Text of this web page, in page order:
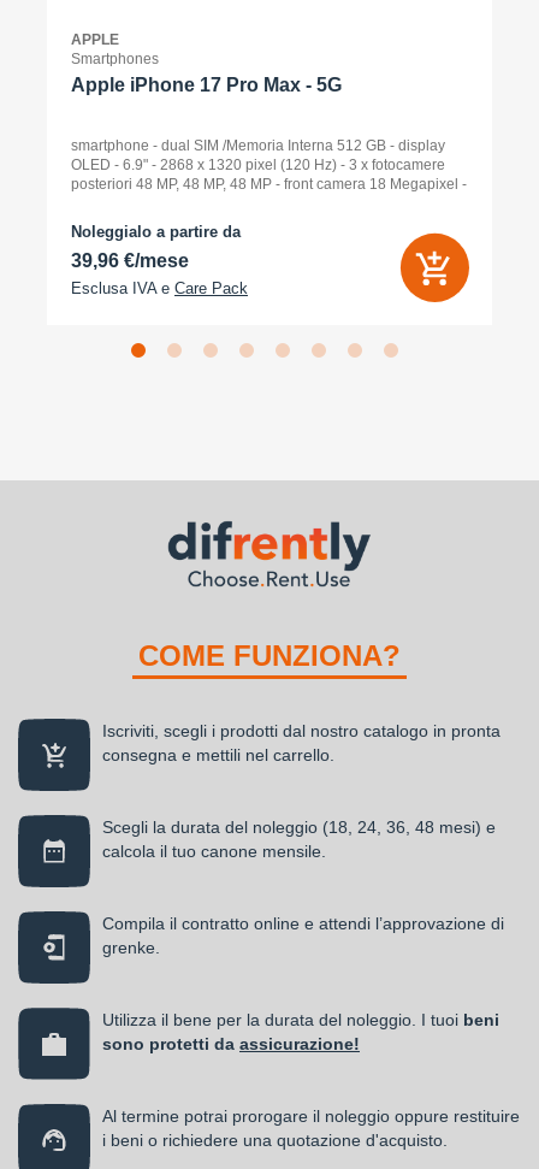
APPLE
Smartphones
Apple iPhone 17 Pro Max - 5G
smartphone - dual SIM /Memoria Interna 512 GB - display
OLED - 6.9" - 2868 x 1320 pixel (120 Hz) - 3 x fotocamere
posteriori 48 MP, 48 MP, 48 MP - front camera 18 Megapixel -
Noleggialo a partire da
39,96 €/mese
Esclusa IVA e Care Pack
COME FUNZIONA?
Iscriviti, scegli i prodotti dal nostro catalogo in pronta
consegna e mettili nel carrello.
Scegli la durata del noleggio (18, 24, 36, 48 mesi) e
calcola il tuo canone mensile.
Compila il contratto online e attendi l’approvazione di
grenke.
Utilizza il bene per la durata del noleggio. I tuoi beni
sono protetti da assicurazione!
Al termine potrai prorogare il noleggio oppure restituire
i beni o richiedere una quotazione d'acquisto.